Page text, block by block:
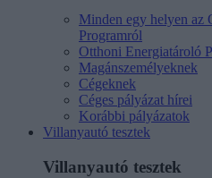
Minden egy helyen az
Programról
Otthoni Energiatároló
Magánszemélyeknek
Cégeknek
Céges pályázat hírei
Korábbi pályázatok
Villanyautó tesztek
Villanyautó tesztek